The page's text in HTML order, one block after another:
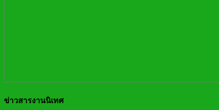
ข่าวสารงานนิเทศ